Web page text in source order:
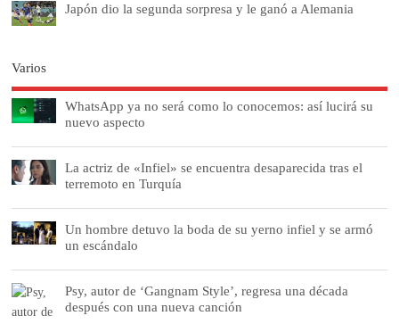
Japón dio la segunda sorpresa y le ganó a Alemania
Varios
WhatsApp ya no será como lo conocemos: así lucirá su
nuevo aspecto
La actriz de «Infiel» se encuentra desaparecida tras el
terremoto en Turquía
Un hombre detuvo la boda de su yerno infiel y se armó
un escándalo
Psy, autor de ‘Gangnam Style’, regresa una década
después con una nueva canción